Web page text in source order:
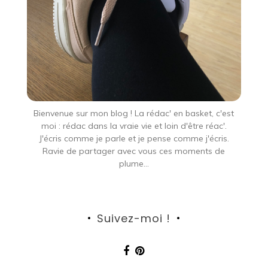
Bienvenue sur mon blog ! La rédac' en basket, c'est
moi : rédac dans la vraie vie et loin d'être réac'.
J'écris comme je parle et je pense comme j'écris.
Ravie de partager avec vous ces moments de
plume...
Suivez-moi !